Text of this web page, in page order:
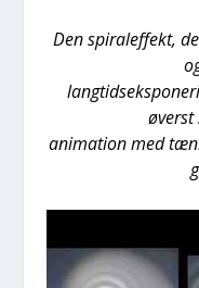
Den spira­l­ef­fekt,
ani­ma­tion med